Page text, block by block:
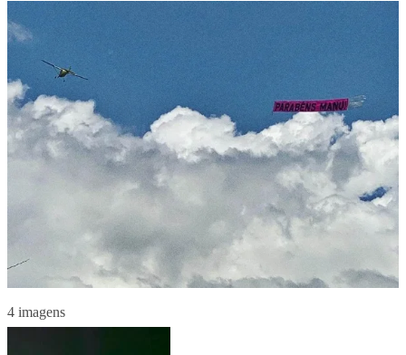
4 imagens